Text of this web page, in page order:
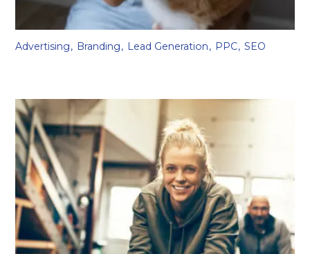
Advertising Branding Lead Generation PPC SEO